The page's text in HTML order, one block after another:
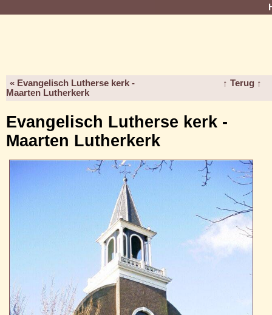
« Evangelisch Lutherse kerk -
Maarten Lutherkerk
↑ Terug ↑
Evangelisch Lutherse kerk -
Maarten Lutherkerk